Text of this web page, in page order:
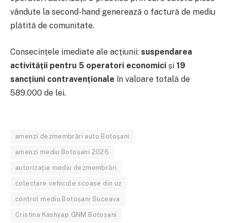
vândute la second-hand generează o factură de mediu
plătită de comunitate.
Consecințele imediate ale acțiunii: suspendarea
activității pentru 5 operatori economici și 19
sancțiuni contravenționale în valoare totală de
589.000 de lei.
amenzi dezmembrări auto Botoșani
amenzi mediu Botoșani 2026
autorizație mediu dezmembrări
colectare vehicule scoase din uz
control mediu Botoșani Suceava
Cristina Kashyap GNM Botoșani